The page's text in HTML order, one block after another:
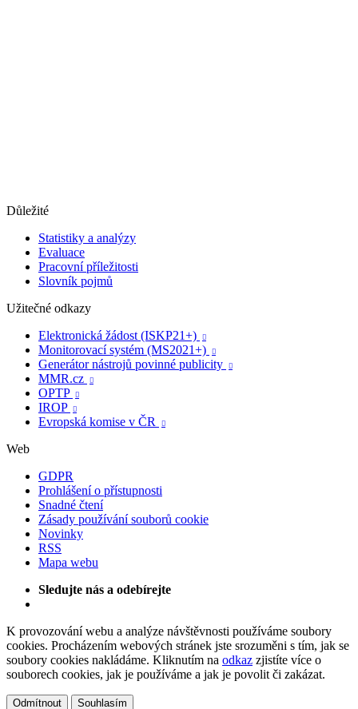
Důležité
Statistiky a analýzy
Evaluace
Pracovní příležitosti
Slovník pojmů
Užitečné odkazy
Elektronická žádost (ISKP21+)

Monitorovací systém (MS2021+) 
Generátor nástrojů povinné publicity 
MMR.cz 
OPTP 
IROP 
Evropská komise v ČR 
Web
GDPR
Prohlášení o přístupnosti
Snadné čtení
Zásady používání souborů cookie
Novinky
RSS
Mapa webu
Sledujte nás a odebírejte
K provozování webu a analýze návštěvnosti používáme soubory
cookies. Procházením webových stránek jste srozuměni s tím, jak se
soubory cookies nakládáme. Kliknutím na odkaz zjistíte více o
souborech cookies, jak je používáme a jak je povolit či zakázat.
Odmítnout Souhlasím